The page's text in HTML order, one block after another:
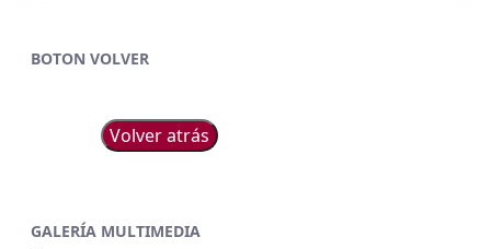
BOTON VOLVER
Volver atrás
GALERÍA MULTIMEDIA